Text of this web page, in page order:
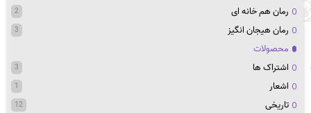
رمان هم خانه ای 2
رمان هیجان انگیز 3
محصولات
اشتراک ها
3
اشعار 1
تاریخی 12